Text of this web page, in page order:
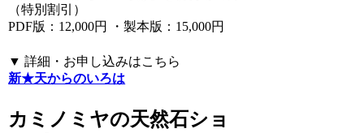
（特別割引）
PDF版：12,000円 ・製本版：15,000円
▼ 詳細・お申し込みはこちら
新★天からのいろは
カミノミヤの天然石ショ